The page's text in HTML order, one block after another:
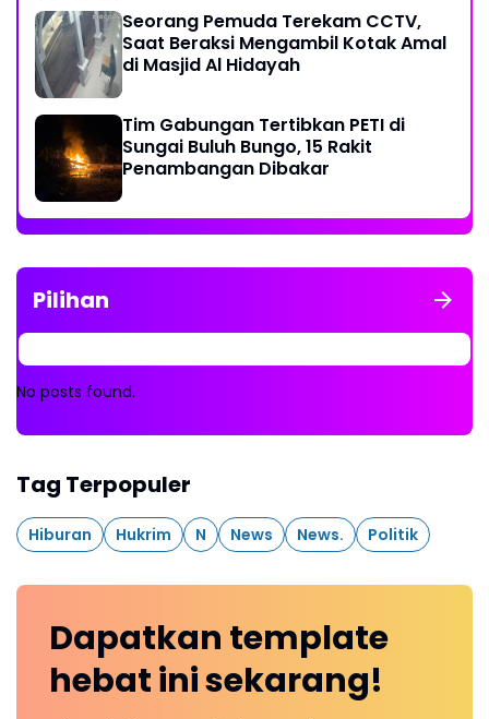
Seorang Pemuda Terekam CCTV,
Saat Beraksi Mengambil Kotak Amal
di Masjid Al Hidayah
Tim Gabungan Tertibkan PETI di
Sungai Buluh Bungo, 15 Rakit
Penambangan Dibakar
Pilihan
No posts found.
Tag Terpopuler
Hiburan Hukrim N News News. Politik
Dapatkan template
hebat inisekarang!